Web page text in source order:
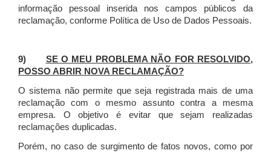
informação pessoal inserida nos campos públicos da
reclamação, conforme Política de Uso de Dados Pessoais.
9) SE O MEU PROBLEMA NÃO FOR RESOLVIDO,
POSSO ABRIR NOVA RECLAMAÇÃO?
O sistema não permite que seja registrada mais de uma
reclamação com o mesmo assunto contra a mesma
empresa. O objetivo é evitar que sejam realizadas
reclamações duplicadas.
Porém, no caso de surgimento de fatos novos, como por